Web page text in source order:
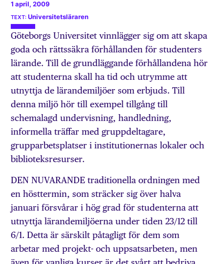
1 april, 2009
Universitetsläraren
Göteborgs Universitet vinnlägger sig om att skapa
goda och rättssäkra förhållanden för studenters
lärande. Till de grundläggande förhållandena hör
att studenterna skall ha tid och utrymme att
utnyttja de lärandemiljöer som erbjuds. Till
denna miljö hör till exempel tillgång till
schemalagd undervisning, handledning,
informella träffar med gruppdeltagare,
grupparbetsplatser i institutionernas lokaler och
biblioteksresurser.
DEN NUVARANDE traditionella ordningen med
en hösttermin, som sträcker sig över halva
januari försvårar i hög grad för studenterna att
utnyttja lärandemiljöerna under tiden 23/12 till
6/1. Detta är särskilt påtagligt för dem som
arbetar med projekt- och uppsatsarbeten, men